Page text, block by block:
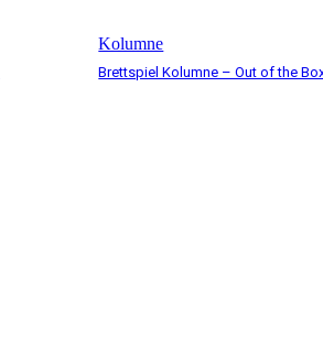
Kolumne
Brettspiel Kolumne – Out of the